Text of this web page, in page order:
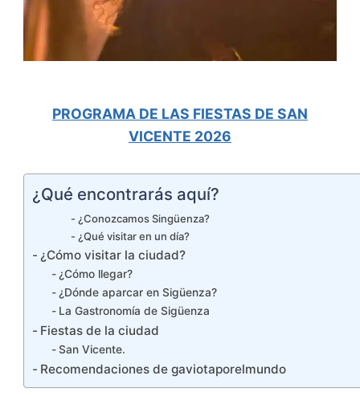
PROGRAMA DE LAS FIESTAS DE SAN
VICENTE 2026
¿Qué encontrarás aquí?
¿Conozcamos Singüenza?
¿Qué visitar en un día?
¿Cómo visitar la ciudad?
¿Cómo llegar?
¿Dónde aparcar en Sigüenza?
La Gastronomía de Sigüenza
Fiestas de la ciudad
San Vicente.
Recomendaciones de gaviotaporelmundo